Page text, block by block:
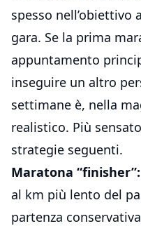
spesso nell’obiettivo
gara. Se la prima
appuntamento
inseguire un altro
settimane è, nella
realistico. Più
strategie seguenti.
Maratona “finisher”:
al km più lento del
partenza